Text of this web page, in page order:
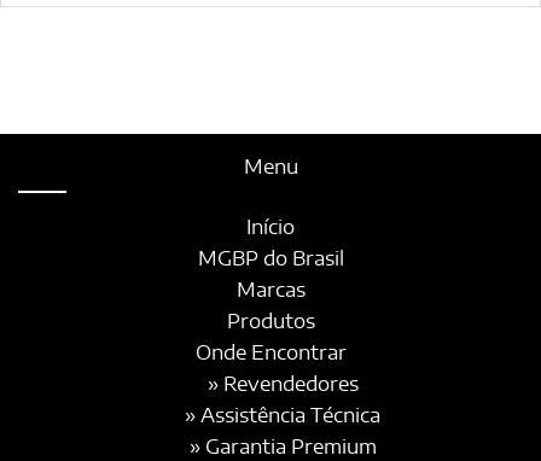
Menu
Início
MGBP do Brasil
Marcas
Produtos
Onde Encontrar
» Revendedores
» Assistência Técnica
» Garantia Premium